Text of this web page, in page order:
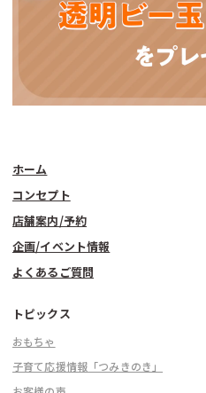
ホーム
コンセプト
店舗案内/予約
企画/イベント情報
よくあるご質問
トピックス
おもちゃ
子育て応援情報「つみきのき」